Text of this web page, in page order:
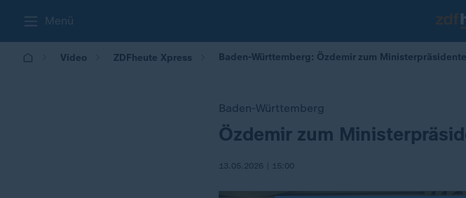
Menü
Video ZDFheute Xpress Baden-Württemberg: Özdemir zum
Baden-Württemberg
:
Özdemir zum
13.05.2026 | 15:00